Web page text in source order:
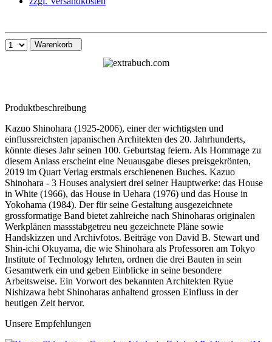
Warenkorb
Produktbeschreibung
Kazuo Shinohara (1925-2006), einer der wichtigsten und
einflussreichsten japanischen Architekten des 20. Jahrhunderts,
könnte dieses Jahr seinen 100. Geburtstag feiern. Als Hommage zu
diesem Anlass erscheint eine Neuausgabe dieses preisgekrönten,
2019 im Quart Verlag erstmals erschienenen Buches. Kazuo
Shinohara - 3 Houses analysiert drei seiner Hauptwerke: das House
in White (1966), das House in Uehara (1976) und das House in
Yokohama (1984). Der für seine Gestaltung ausgezeichnete
grossformatige Band bietet zahlreiche nach Shinoharas originalen
Werkplänen massstabgetreu neu gezeichnete Pläne sowie
Handskizzen und Archivfotos. Beiträge von David B. Stewart und
Shin-ichi Okuyama, die wie Shinohara als Professoren am Tokyo
Institute of Technology lehrten, ordnen die drei Bauten in sein
Gesamtwerk ein und geben Einblicke in seine besondere
Arbeitsweise. Ein Vorwort des bekannten Architekten Ryue
Nishizawa hebt Shinoharas anhaltend grossen Einfluss in der
heutigen Zeit hervor.
Unsere Empfehlungen